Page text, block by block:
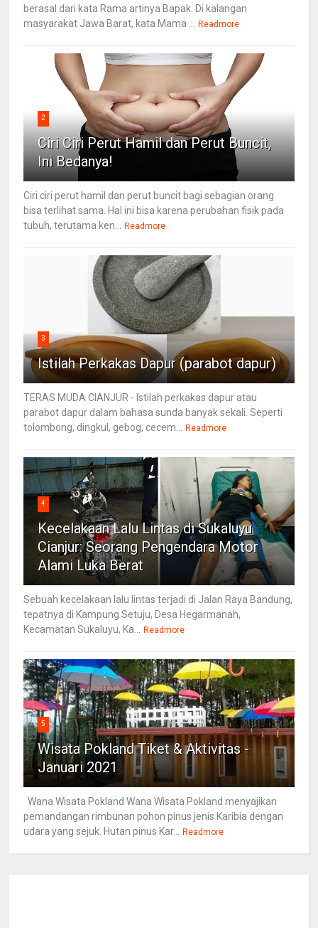
berasal dari kata Rama artinya Bapak. Di kalangan
masyarakat Jawa Barat, kata Mama ...
Readmore
2
Ciri Ciri Perut Hamil dan Perut Buncit,
Ini Bedanya!
Ciri ciri perut hamil dan perut buncit bagi sebagian orang
bisa terlihat sama. Hal ini bisa karena perubahan fisik pada
tubuh, terutama ken...
Readmore
3
Istilah Perkakas Dapur (parabot dapur)
TERAS MUDA CIANJUR - Istilah perkakas dapur atau
parabot dapur dalam bahasa sunda banyak sekali. Seperti
tolombong, dingkul, gebog, cecem...
Readmore
4
Kecelakaan Lalu Lintas di Sukaluyu
Cianjur: Seorang Pengendara Motor
Alami Luka Berat
Sebuah kecelakaan lalu lintas terjadi di Jalan Raya Bandung,
tepatnya di Kampung Setuju, Desa Hegarmanah,
Kecamatan Sukaluyu, Ka...
Readmore
5
Wisata Pokland Tiket & Aktivitas -
Januari 2021
Wana Wisata Pokland Wana Wisata Pokland menyajikan
pemandangan rimbunan pohon pinus jenis Karibia dengan
udara yang sejuk. Hutan pinus Kar...
Readmore